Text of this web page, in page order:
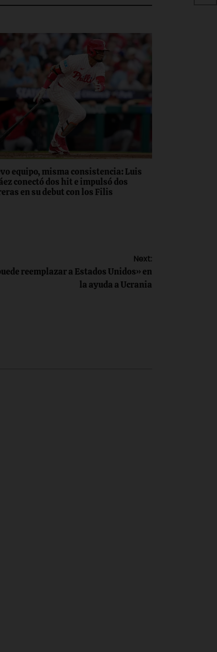
equipo, misma consistencia: Luis
conectó dos hit e impulsó dos
en su debut con los Filis
Next:
reemplazar a Estados Unidos» en
la ayuda a Ucrania